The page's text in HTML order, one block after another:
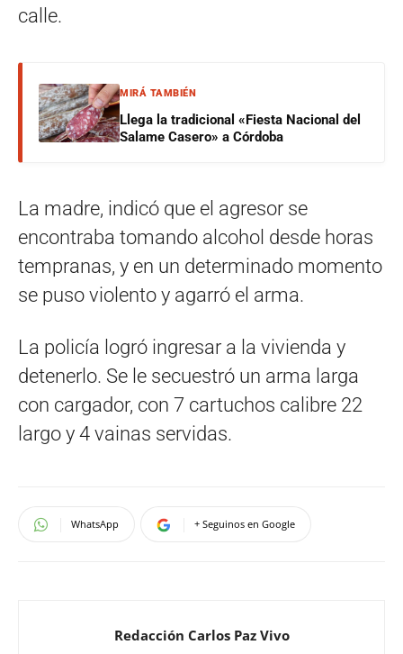
calle.
MIRÁ TAMBIÉN
Llega la tradicional «Fiesta Nacional del
Salame Casero» a Córdoba
La madre, indicó que el agresor se
encontraba tomando alcohol desde horas
tempranas, y en un determinado momento
se puso violento y agarró el arma.
La policía logró ingresar a la vivienda y
detenerlo. Se le secuestró un arma larga
con cargador, con 7 cartuchos calibre 22
largo y 4 vainas servidas.
WhatsApp + Seguinos en Google
Redacción Carlos Paz Vivo